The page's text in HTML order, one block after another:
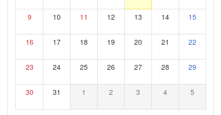
9 10 11 12 13 14 15
16 17 18 19 20 21 22
23 24 25 26 27 28 29
30 31 1 2 3 4 5